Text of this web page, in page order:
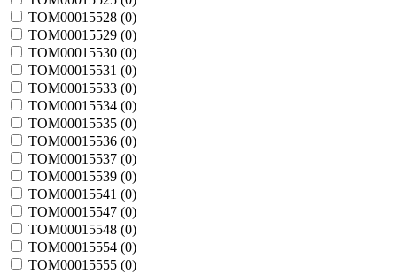
TOM00015528 (0)
TOM00015529 (0)
TOM00015530 (0)
TOM00015531 (0)
TOM00015533 (0)
TOM00015534 (0)
TOM00015535 (0)
TOM00015536 (0)
TOM00015537 (0)
TOM00015539 (0)
TOM00015541 (0)
TOM00015547 (0)
TOM00015548 (0)
TOM00015554 (0)
TOM00015555 (0)